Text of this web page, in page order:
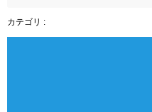
カテゴリ :